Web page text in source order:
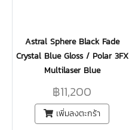
Astral Sphere Black Fade
Crystal Blue Gloss / Polar 3FX
Multilaser Blue
฿11,200
เพิ่มลงตะกร้า